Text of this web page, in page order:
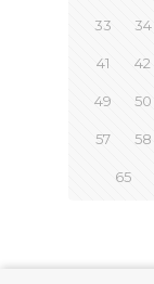
33 34
41 42
49 50
57 58
65